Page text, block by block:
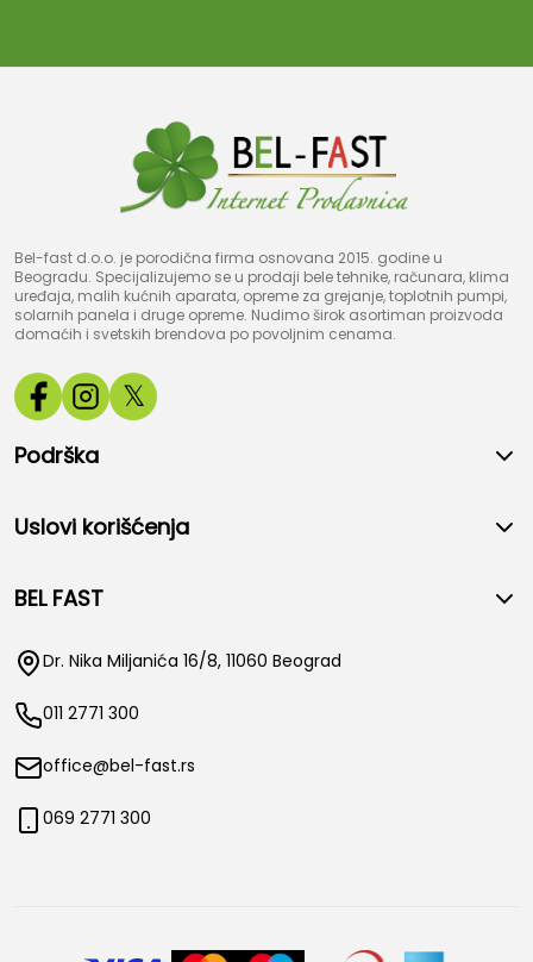
Bel-fast d.o.o. je porodična firma osnovana 2015. godine u
Beogradu. Specijalizujemo se u prodaji bele tehnike, računara, klima
uređaja, malih kućnih aparata, opreme za grejanje, toplotnih pumpi,
solarnih panela i druge opreme. Nudimo širok asortiman proizvoda
domaćih i svetskih brendova po povoljnim cenama.
𝕏
Podrška
Uslovi korišćenja
BEL FAST
Dr. Nika Miljanića 16/8, 11060 Beograd
011 2771 300
office@bel-fast.rs
069 2771 300